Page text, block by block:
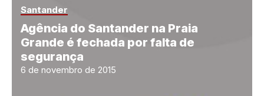
Santander
Agência do Santander na Praia
Grande é fechada por falta de
segurança
6 de novembro de 2015